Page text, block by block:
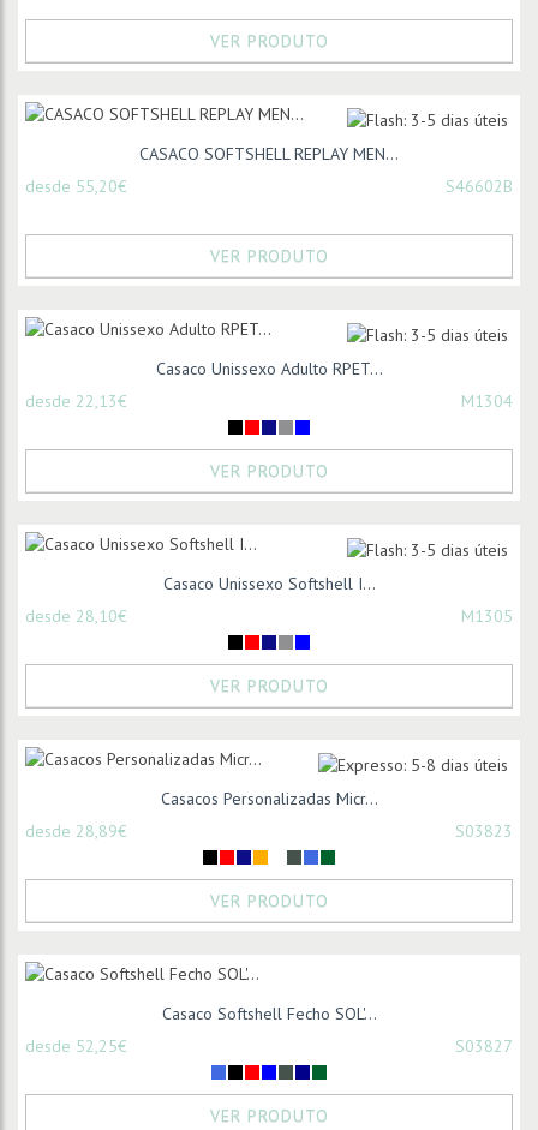
VER PRODUTO
CASACO SOFTSHELL REPLAY MEN...
desde 55,20€
S46602B
VER PRODUTO
Casaco Unissexo Adulto RPET...
desde 22,13€
M1304
VER PRODUTO
Casaco Unissexo Softshell I...
desde 28,10€
M1305
VER PRODUTO
Casacos Personalizadas Micr...
desde 28,89€
S03823
VER PRODUTO
Casaco Softshell Fecho SOL'...
desde 52,25€
S03827
VER PRODUTO